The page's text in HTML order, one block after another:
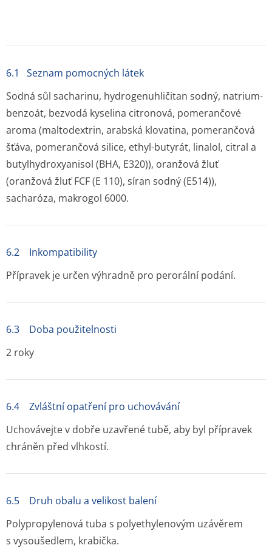
6.1 Seznam pomocných látek
Sodná sůl sacharinu, hydrogenuhličitan sodný, natrium-
benzoát, bezvodá kyselina citronová, pomerančové
aroma (maltodextrin, arabská klovatina, pomerančová
šťáva, pomerančová silice, ethyl-butyrát, linalol, citral a
butylhydroxyanisol (BHA, E320)), oranžová žluť
(oranžová žluť FCF (E 110), síran sodný (E514)),
sacharóza, makrogol 6000.
6.2 Inkompatibility
Přípravek je určen výhradně pro perorální podání.
6.3 Doba použitelnosti
2 roky
6.4 Zvláštní opatření pro uchovávání
Uchovávejte v dobře uzavřené tubě, aby byl přípravek
chráněn před vlhkostí.
6.5 Druh obalu a velikost balení
Polypropylenová tuba s polyethylenovým uzávěrem
s vysoušedlem, krabička.